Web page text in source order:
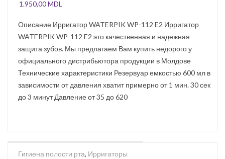
1.950,00MDL
Описание Ирригатор WATERPIK WP-112 E2 Ирригатор
WATERPIK WP-112 E2 это качественная и надежная
защита зубов. Мы предлагаем Вам купить недорого у
официального дистрибьютора продукции в Молдове
Технические характеристики Резервуар емкостью 600 мл в
зависимости от давления хватит примерно от 1 мин. 30 сек
до 3 минут Давление от 35 до 620
Гигиена полости рта, Ирригаторы